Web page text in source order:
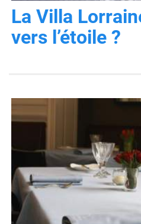
La Villa
vers l’étoile ?